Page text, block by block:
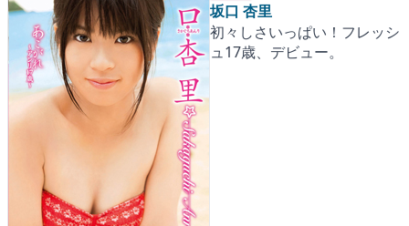
坂口 杏里
初々しさいっぱい！フレッシ
ュ17歳、デビュー。